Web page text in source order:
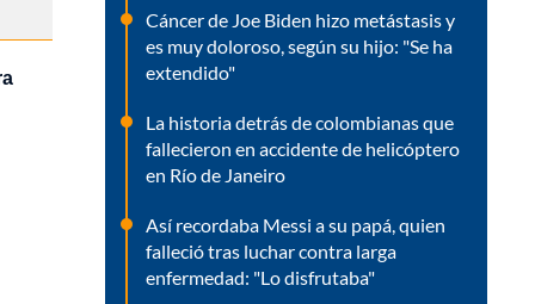
Cáncer de Joe Biden hizo metástasis y
es muy doloroso, según su hijo: "Se ha
extendido"
La historia detrás de colombianas que
fallecieron en accidente de helicóptero
en Río de Janeiro
Así recordaba Messi a su papá, quien
falleció tras luchar contra larga
enfermedad: "Lo disfrutaba"